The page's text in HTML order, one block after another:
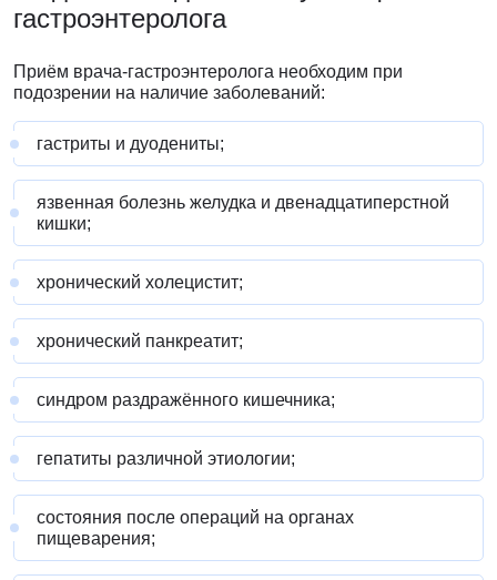
гастроэнтеролога
Приём врача-гастроэнтеролога необходим при
подозрении на наличие заболеваний:
гастриты и дуодениты;
язвенная болезнь желудка и двенадцатиперстной
кишки;
хронический холецистит;
хронический панкреатит;
синдром раздражённого кишечника;
гепатиты различной этиологии;
состояния после операций на органах
пищеварения;